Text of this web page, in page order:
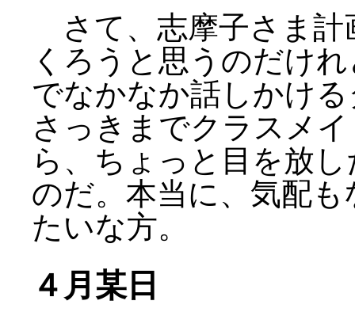
さて、志摩子さま計
くろうと思うのだけ
でなかなか話しかけ
さっきまでクラスメ
ら、ちょっと目を放
のだ。本当に、気配
たいな方。
４月某日